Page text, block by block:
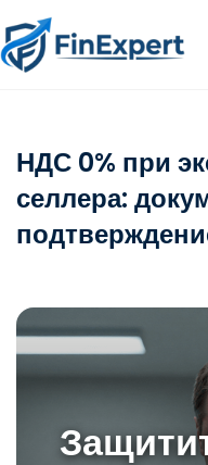
НДС 0% при
селлера: